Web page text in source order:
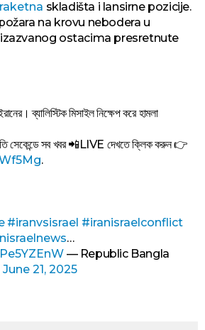
skladišta i lansirne pozicije.
na krovu nebodera u
ostacima presretnute
ব্যালিস্টিক মিসাইল নিক্ষেপ করে হামলা
সেকেন্ডে সব খবর 📲LIVE দেখতে ক্লিক করুন 👉
.
#iranvsisrael #iranisraelconflict
…
— Republic Bangla
June 21, 2025